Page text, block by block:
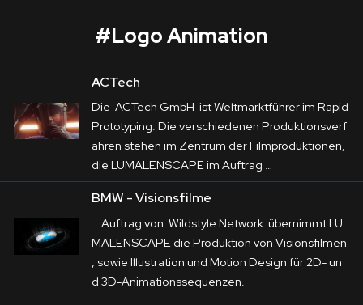
Corporate
Postproduction
Production / Services
About
Suche
BMW - Visionsfilme
Im Auftrag von Wildstyle Network übernimmt
LUMALENSCAPE die Produktion von
Design für 2D- und 3D-Animationssequenzen.
#Logo Animation
ACTech
Die ACTech GmbH ist Weltmarktführer im Rapid
Prototyping. Die verschiedenen Produktionsverf
ahren stehen im Zentrum der Filmproduktionen,
die LUMALENSCAPE im Auftrag …
BMW - Visionsfilme
… Auftrag von Wildstyle Network übernimmt LU
MALENSCAPE die Produktion von Visionsfilmen
, sowie Illustration und Motion Design für 2D- un
d 3D-Animationssequenzen.